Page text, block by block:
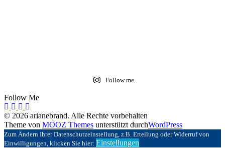
Follow me
Follow Me
© 2026 arianebrand. Alle Rechte vorbehalten
Theme von MOOZ Themes unterstützt durchWordPress
Zum Ändern Ihrer Datenschutzeinstellung, z.B. Erteilung oder Widerruf von
Einwilligungen, klicken Sie hier: Einstellungen